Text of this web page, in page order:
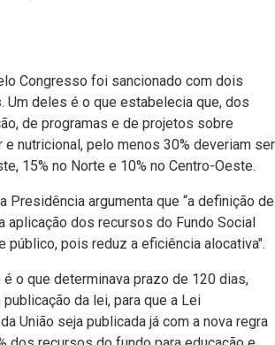
Congresso foi sancionado com dois
Um deles é o que estabelecia que, dos
de programas e de projetos sobre
e nutricional, pelo menos 30% deveriam ser
15% no Norte e 10% no Centro-Oeste.
Presidência argumenta que “a definição de
aplicação dos recursos do Fundo Social
público, pois reduz a eficiência alocativa".
o que determinava prazo de 120 dias,
da lei, para que a Lei
União seja publicada já com a nova regra